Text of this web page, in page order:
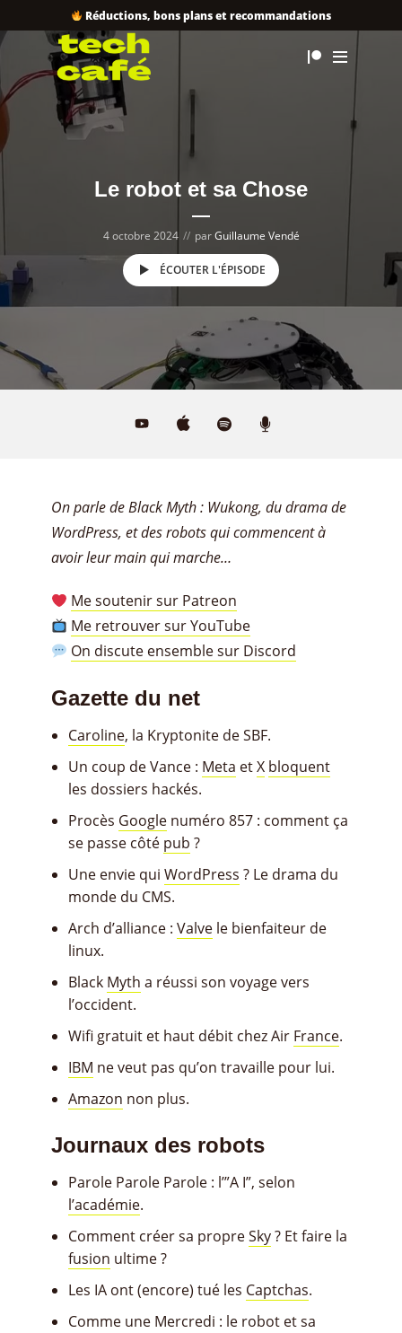
Réductions, bons plans et recommandations
Le robot et sa Chose
4 octobre 2024 parGuillaume Vendé
ÉCOUTER L'ÉPISODE
On parle de Black Myth : Wukong, du drama de
WordPress, et des robots qui commencent à
avoir leur main qui marche…
Me soutenir sur Patreon
Me retrouver sur YouTube
On discute ensemble sur Discord
Gazette du net
Caroline, la Kryptonite de SBF.
Un coup de Vance : Meta etX bloquent
les dossiers hackés.
Procès Google numéro 857 : comment ça
se passe côté pub ?
Une envie qui WordPress ? Le drama du
monde du CMS.
Arch d’alliance : Valve le bienfaiteur de
linux.
Black Myth a réussi son voyage vers
l’occident.
Wifi gratuit et haut débit chez Air France.
IBM ne veut pas qu’on travaille pour lui.
Amazon non plus.
Journaux des robots
Parole Parole Parole : l’”A I”, selon
l’académie.
Comment créer sa propreSky? Et faire la
fusion ultime ?
Les IA ont (encore) tué les Captchas.
Comme une Mercredi : le robot et sa